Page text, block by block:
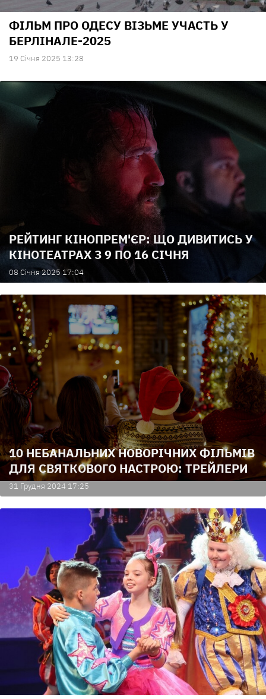
ФІЛЬМ ПРО ОДЕСУ ВІЗЬМЕ УЧАСТЬ У
БЕРЛІНАЛЕ-2025
19 Сiчня 2025 13:28
РЕЙТИНГ КІНОПРЕМ'ЄР: ЩО ДИВИТИСЬ У
КІНОТЕАТРАХ З 9 ПО 16 СІЧНЯ
08 Сiчня 2025 17:04
10 НЕБАНАЛЬНИХ НОВОРІЧНИХ ФІЛЬМІВ
ДЛЯ СВЯТКОВОГО НАСТРОЮ: ТРЕЙЛЕРИ
31 Грудня 2024 17:25